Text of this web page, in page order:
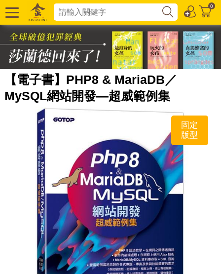
0
【電子書】PHP8 & MariaDB／
MySQL網站開發—超威範例集
固定
版型